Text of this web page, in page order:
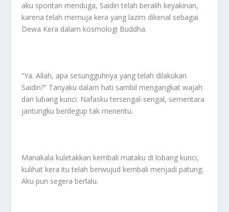
aku spontan menduga, Saidin telah beralih keyakinan,
karena telah memuja kera yang lazim dikenal sebagai
Dewa Kera dalam kosmologi Buddha.
“Ya. Allah, apa sesungguhnya yang telah dilakukan
Saidin?” Tanyaku dalam hati sambil mengangkat wajah
dari lubang kunci. Nafasku tersengal-sengal, sementara
jantungku berdegup tak menentu.
Manakala kuletakkan kembali mataku di lobang kunci,
kulihat kera itu telah berwujud kembali menjadi patung.
Aku pun segera berlalu.